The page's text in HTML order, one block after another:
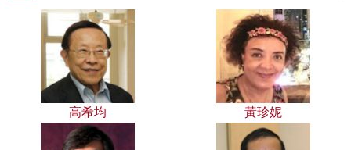
高希均 黃珍妮